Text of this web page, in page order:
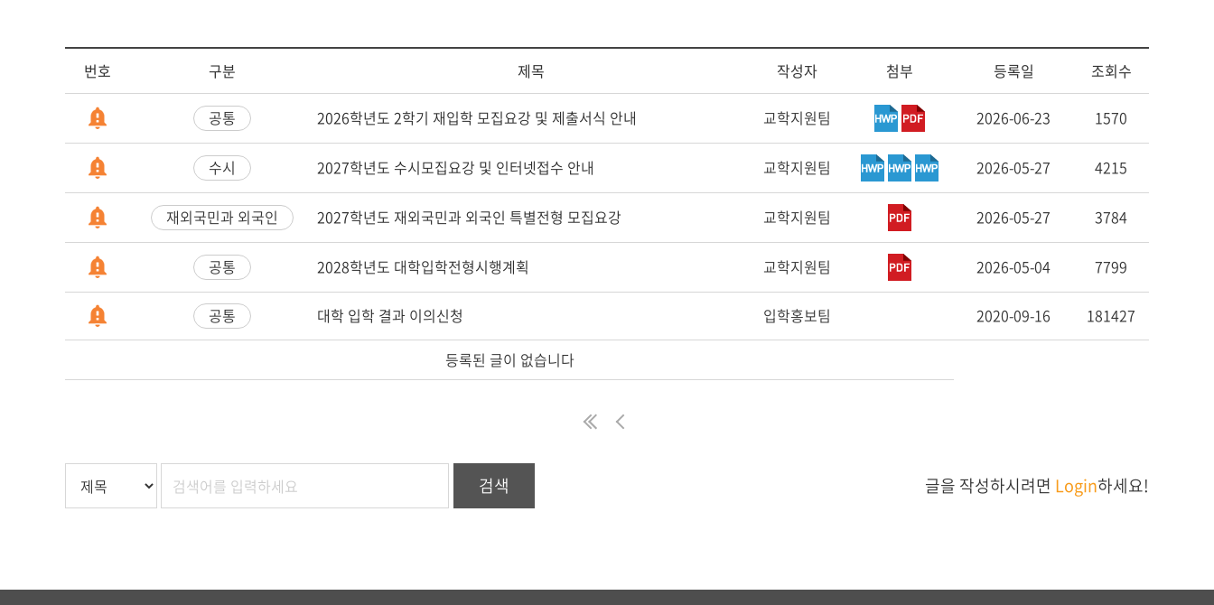
번호 구분 제목 작성자 첨부 등록일 조회수
공통 2026학년도 2학기 재입학 모집요강 및 제출서식 안내 교학지원팀 2026-06-23 1570
수시 2027학년도 수시모집요강 및 인터넷접수 안내 교학지원팀 2026-05-27 4215
재외국민과 외국인 2027학년도 재외국민과 외국인 특별전형 모집요강 교학지원팀 2026-05-27 3784
공통 2028학년도 대학입학전형시행계획 교학지원팀 2026-05-04 7799
공통 대학 입학 결과 이의신청 입학홍보팀 2020-09-16 181427
등록된 글이 없습니다
처
음
이
검색 글을 작성하시려면 Login하세요!